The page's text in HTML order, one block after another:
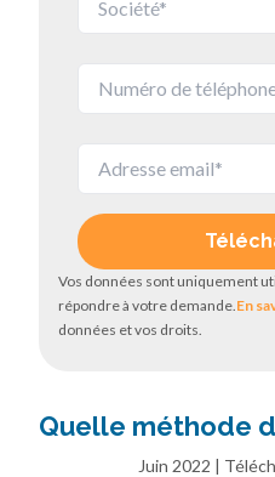
Vos données sont uniquement
répondre à votre demande.En
données et vos droits.
Quelle méthode
Juin 2022 |